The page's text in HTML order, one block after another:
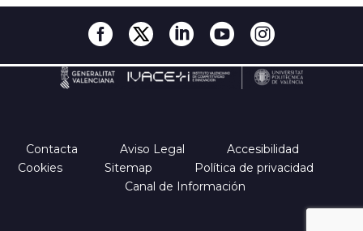
Contacta Aviso Legal
Accesibilidad
Cookies
Sitemap
Política de privacidad
Canal de Información